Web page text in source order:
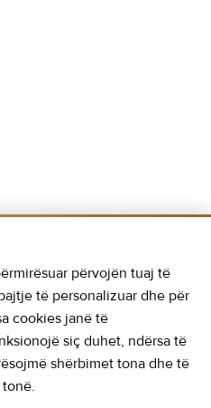
- 18PM
përvojën tuaj të
të personalizuar dhe për
cookies janë të
siç duhet, ndërsa të
shërbimet tona dhe të